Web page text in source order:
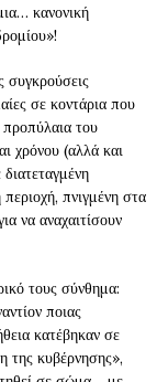
κανονική
συγκρούσεις
σε κοντάρια που
του
χρόνου (αλλά και
πνιγμένη στα
να αναχαιτίσουν
τους σύνθημα:
ποιας
κατέβηκαν σε
κυβέρνησης»,